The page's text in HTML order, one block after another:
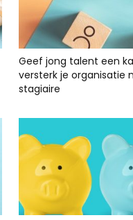
Geef jong talent een
versterk je organisatie
stagiaire